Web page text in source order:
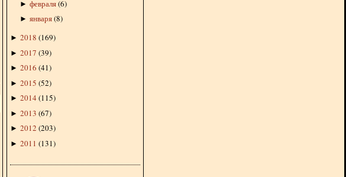
► февраля(6)
► января(8)
► 2018 (169)
► 2017 (39)
► 2016 (41)
► 2015 (52)
► 2014 (115)
► 2013 (67)
► 2012 (203)
► 2011 (131)